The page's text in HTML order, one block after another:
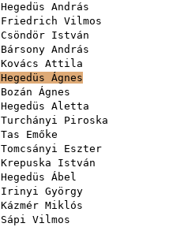
Hegedüs András
Friedrich Vilmos
Csöndör István
Bársony András
Kovács Attila
Hegedüs Ágnes
Bozán Ágnes
Hegedüs Aletta
Turchányi Piroska
Tas Emőke
Tomcsányi Eszter
Krepuska István
Hegedüs Ábel
Irinyi György
Kázmér Miklós
Sápi Vilmos